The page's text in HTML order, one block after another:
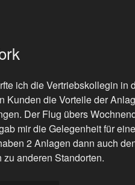
ich die Vertriebskollegin in
Kunden die Vorteile der
Der Flug übers
mir die Gelegenheit für
2 Anlagen dann auch
zu anderen Standorten.